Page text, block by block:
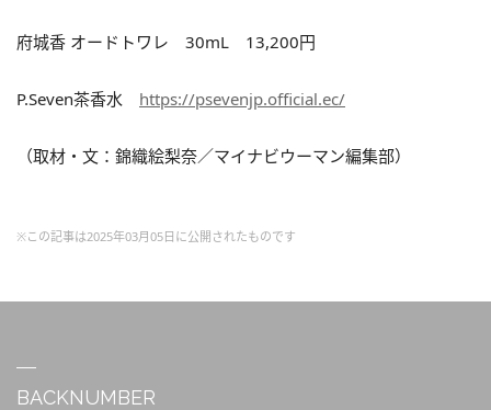
府城香 オードトワレ 30mL 13,200円
P.Seven茶香水 https://psevenjp.official.ec/
（取材・文：錦織絵梨奈／マイナビウーマン編集部）
※この記事は2025年03月05日に公開されたものです
BACKNUMBER